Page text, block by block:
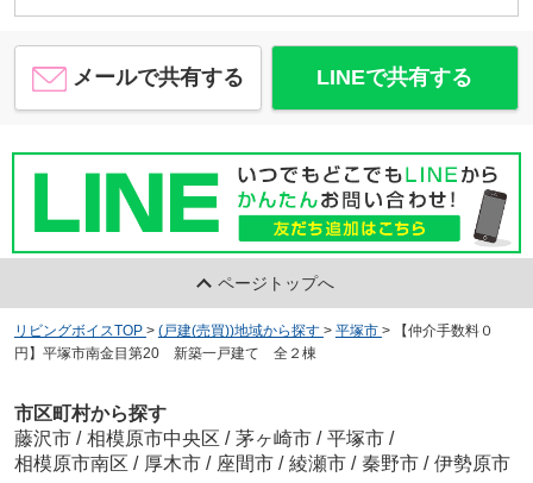
メールで共有する LINEで共有する
ページトップへ
リビングボイスTOP > (戸建(売買))地域から探す > 平塚市 >
【仲介手数料０
円】平塚市南金目第20 新築一戸建て 全２棟
市区町村から探す
藤沢市 / 相模原市中央区 / 茅ヶ崎市 / 平塚市 /
相模原市南区 / 厚木市 / 座間市 / 綾瀬市 / 秦野市 / 伊勢原市